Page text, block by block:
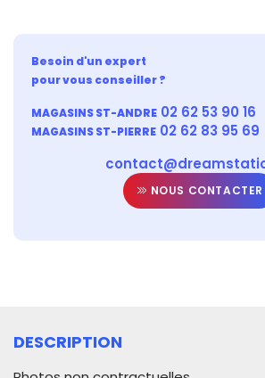
Besoin d'un expert
pour vous conseiller ?
MAGASINS ST-ANDRE 02 62 53 90 16
MAGASINS ST-PIERRE 02 62 83 95 69
NOUS CONTACTER
DESCRIPTION